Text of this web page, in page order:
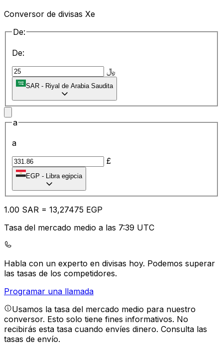
Conversor de divisas Xe
De:
De:
﷼
SAR - Riyal de Arabia Saudita
a
a
£
EGP - Libra egipcia
1.00 SAR = 13,27475 EGP
Tasa del mercado medio a las 7:39 UTC
Habla con un experto en divisas hoy. Podemos superar
las tasas de los competidores.
Programar una llamada
Usamos la tasa del mercado medio para nuestro
conversor. Esto solo tiene fines informativos. No
recibirás esta tasa cuando envíes dinero. Consulta las
tasas de envío.